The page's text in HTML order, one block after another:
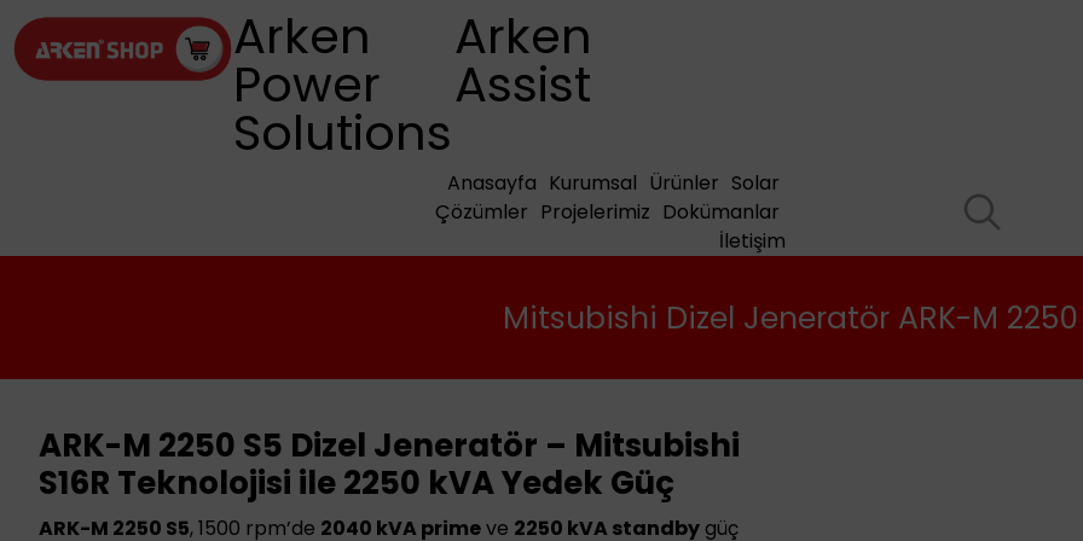
Arken
Power
Solutions
Arken
Assist
Anasayfa Kurumsal Ürünler Solar
Çözümler Projelerimiz Dokümanlar
İletişim
Mitsubishi Dizel Jeneratör ARK-M 2250
ARK-M 2250 S5 Dizel Jeneratör – Mitsubishi
S16R Teknolojisi ile 2250 kVA Yedek Güç
ARK-M 2250 S5, 1500 rpm’de 2040 kVA primeve 2250 kVA standby güç